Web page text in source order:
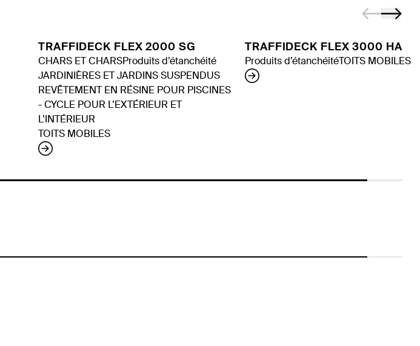
TRAFFIDECK FLEX 2000 SG
CHARS ET CHARSProduits d’étanchéité
JARDINIÈRES ET JARDINS SUSPENDUS
REVÊTEMENT EN RÉSINE POUR PISCINES
- CYCLE POUR L’EXTÉRIEUR ET
L’INTÉRIEUR
TOITS MOBILES
TRAFFIDECK FLEX 3000 HA
Produits d’étanchéitéTOITS MOBILES